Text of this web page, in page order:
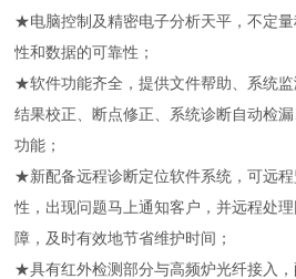
★电脑控制及精密电子分析天平，不定
性和数据的可靠性；
★软件功能齐全，提供文件帮助、系统监
结果校正、断点修正、系统诊断自动检
功能；
★新配备远程诊断定位软件系统，可远
性，出现问题马上通知客户，并远程处
障，及时有效地节省维护时间；
★具有红外检测部分与高频炉光纤接入，